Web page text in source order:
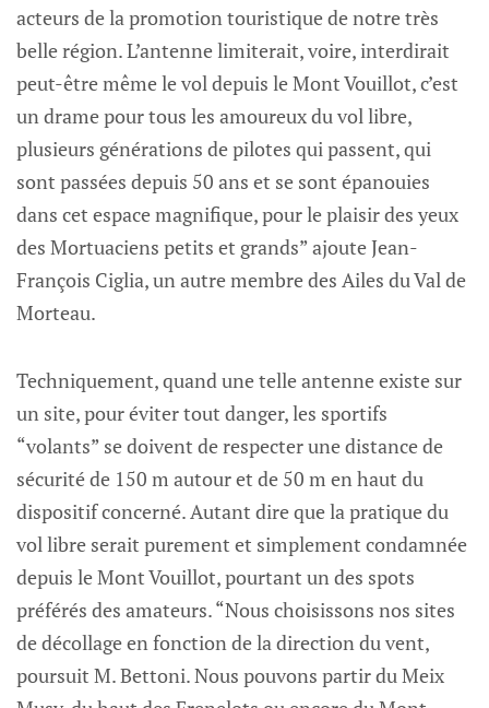
acteurs de la promotion touristique de notre très
belle région. L’antenne limiterait, voire, interdirait
peut-être même le vol depuis le Mont Vouillot, c’est
un drame pour tous les amoureux du vol libre,
plusieurs générations de pilotes qui passent, qui
sont passées depuis 50 ans et se sont épanouies
dans cet espace magnifique, pour le plaisir des yeux
des Mortuaciens petits et grands” ajoute Jean-
François Ciglia, un autre membre des Ailes du Val de
Morteau.
Techniquement, quand une telle antenne existe sur
un site, pour éviter tout danger, les sportifs
“volants” se doivent de respecter une distance de
sécurité de 150 m autour et de 50 m en haut du
dispositif concerné. Autant dire que la pratique du
vol libre serait purement et simplement condamnée
depuis le Mont Vouillot, pourtant un des spots
préférés des amateurs. “Nous choisissons nos sites
de décollage en fonction de la direction du vent,
poursuit M. Bettoni. Nous pouvons partir du Meix